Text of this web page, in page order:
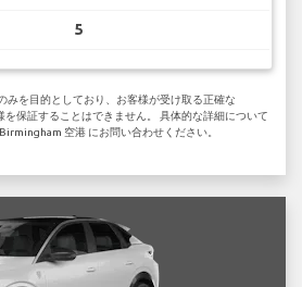
5
みを目的としており、お客様が受け取る正確な
保証することはできません。 具体的な詳細について
空港 にお問い合わせください。